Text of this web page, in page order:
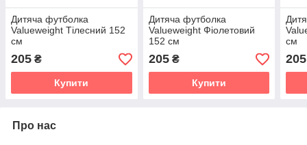
Дитяча футболка
Valueweight Тілесний 152
см
205 ₴
Купити
Дитяча футболка
Valueweight Фіолетовий
152 см
205₴
Купити
см
205
Про нас